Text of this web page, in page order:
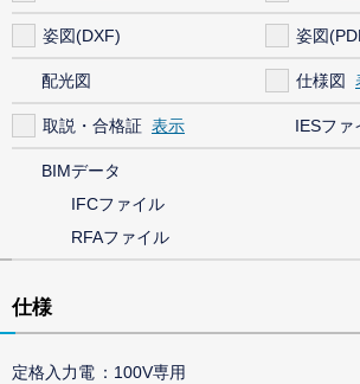
姿図(DXF) 姿図
配光図 仕様図
取説・合格証 IESファ
BIMデータ
IFCファイル
RFAファイル
仕様
定格入力電
100V専用